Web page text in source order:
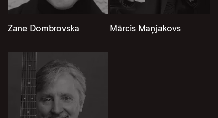
Zane Dombrovska Mārcis Maņjakovs